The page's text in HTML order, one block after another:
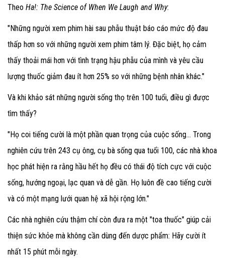
Theo Ha!: The Science of When We Laugh and Why:
"Những người xem phim hài sau phẫu thuật báo cáo mức độ đau
thấp hơn so với những người xem phim tâm lý. Đặc biệt, họ cảm
thấy thoải mái hơn với tình trạng hậu phẫu của mình và yêu cầu
lượng thuốc giảm đau ít hơn 25% so với những bệnh nhân khác."
Và khi khảo sát những người sống thọ trên 100 tuổi, điều gì được
tìm thấy?
"Họ coi tiếng cười là một phần quan trọng của cuộc sống... Trong
nghiên cứu trên 243 cụ ông, cụ bà sống qua tuổi 100, các nhà khoa
học phát hiện ra rằng hầu hết họ đều có thái độ tích cực với cuộc
sống, hướng ngoại, lạc quan và dễ gần. Họ luôn đề cao tiếng cười
và có một mạng lưới quan hệ xã hội rộng lớn."
Các nhà nghiên cứu thậm chí còn đưa ra một "toa thuốc" giúp cải
thiện sức khỏe mà không cần dùng đến dược phẩm: Hãy cười ít
nhất 15 phút mỗi ngày.